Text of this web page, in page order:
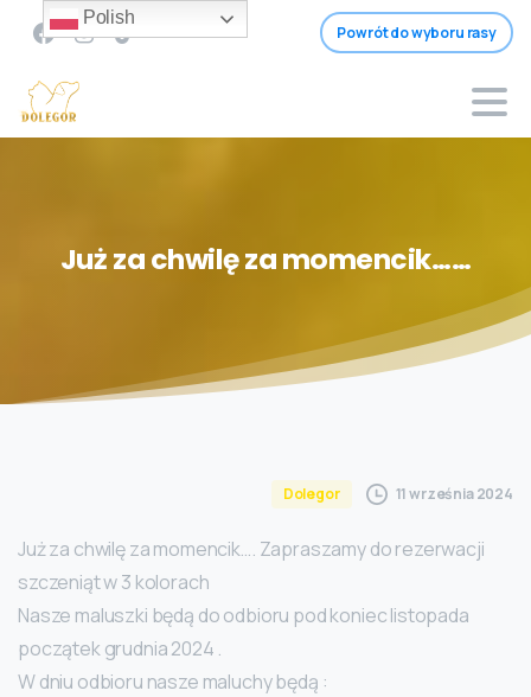
Powrót do wyboru rasy
Jużzachwilęzamomencik……
Dolegor 11 września 2024
Już za chwilę za momencik…. Zapraszamy do rezerwacji
szczeniąt w 3 kolorach
Nasze maluszki będą do odbioru pod koniec listopada
początek grudnia 2024 .
W dniu odbioru nasze maluchy będą :
Polish